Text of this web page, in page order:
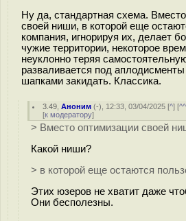
Ну да, стандартная схема.
своей ниши, в которой еще
компания, игнорируя их, делает
чужие территории, некоторое
неуклонно теряя
разваливается под
шапками закидать. Классика.
3.49 ,Аноним (-), 12:33, 03/04/2025 [^] [^^
[к модератору]
> Вместо оптимизации своей
Какой ниши?
> в которой еще остаются
Этих юзеров не хватит даже
Они бесполезны.